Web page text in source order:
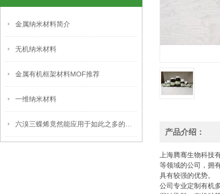
金属纳米材料简介
无机纳米材料
金属有机框架材料MOF推荐
一维纳米材料
产品介绍：
上海腾骞生物科技
等领域的公司，拥
具有较强的优势。
公司专业定制有机